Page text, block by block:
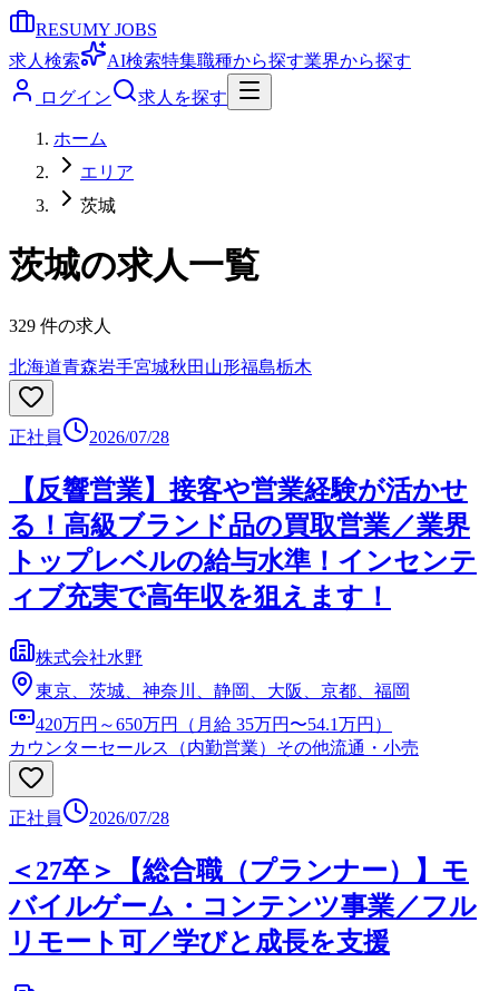
RESUMY JOBS
求人検索
AI検索特集職種から探す業界から探す
ログイン
求人を探す
ホーム
エリア
茨城
茨城の求人一覧
329 件の求人
北海道青森岩手宮城秋田 山形福島栃木
正社員 2026/07/28
【反響営業】接客や営業経験が活かせ
る！高級ブランド品の買取営業／業界
トップレベルの給与水準！インセンテ
ィブ充実で高年収を狙えます！
株式会社水野
東京、茨城、神奈川、静岡、大阪、京都、福岡
420万円～650万円（月給 35万円〜54.1万円）
カウンターセールス（内勤営業） その他流通・小売
正社員 2026/07/28
＜27卒＞【総合職（プランナー）】モ
バイルゲーム・コンテンツ事業／フル
リモート可／学びと成長を支援